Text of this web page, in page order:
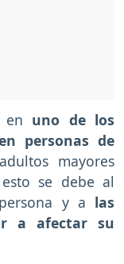
en uno de los
personas de
mayores
se debe al
y a las
a afectar su